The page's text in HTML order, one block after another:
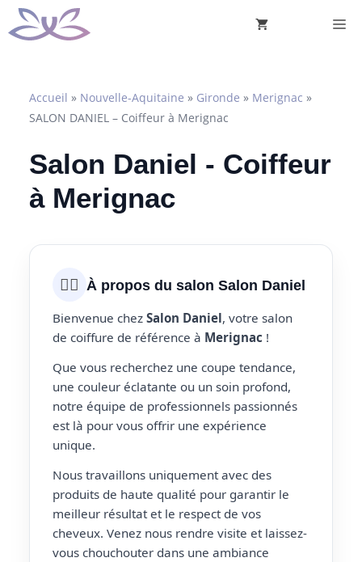
Aller
au
Accueil » Nouvelle-Aquitaine » Gironde » Merignac »
SALON DANIEL – Coiffeur à Merignac
Salon Daniel - Coiffeur
à Merignac
💇‍♀️ À propos du salon Salon Daniel
Bienvenue chez Salon Daniel, votre salon
de coiffure de référence à Merignac !
Que vous recherchez une coupe tendance,
une couleur éclatante ou un soin profond,
notre équipe de professionnels passionnés
est là pour vous offrir une expérience
unique.
Nous travaillons uniquement avec des
produits de haute qualité pour garantir le
meilleur résultat et le respect de vos
cheveux. Venez nous rendre visite et laissez-
vous chouchouter dans une ambiance